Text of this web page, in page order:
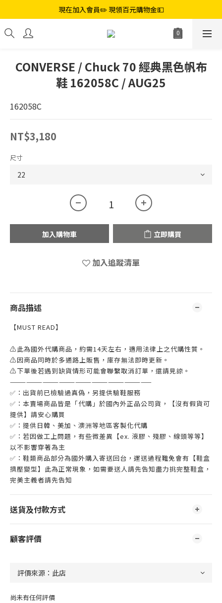
現在加入會員✏️ 現領百元購物金💵
CONVERSE / Chuck 70 經典黑色帆布
鞋 162058C / AUG25
162058C
NT$3,180
尺寸
加入購物車 立即購買
加入追蹤清單
商品描述
【MUST READ】
⚠此為國外代購商品，約需14天左右，適用法律上之代購性質。
⚠因商品同時於多通路上販售，庫存無法即時更新。
⚠下單後若遇到缺貨情形可能會聯繫取消訂單，還請見諒。
——————————————————————————
✅：出貨前已檢驗過真偽，另提供驗鞋服務
✅：本賣場商品皆是「代購」於國內外正品公司貨，【沒有假貨可
提供】請安心購買
✅：提供日韓、美加、澳洲等地區客製化代購
✅：若因做工上問題，有些微差異【ex. 液膠、殘膠、線頭等等】
以不影響穿著為主
✅：鞋類商品部分為國外購入寄送回台，運送過程難免會有【鞋盒
擠壓變型】此為正常現象，如需要送人請先告知盡力挑完整鞋盒，
完美主義者請先告知
送貨及付款方式
顧客評價
尚未有任何評價